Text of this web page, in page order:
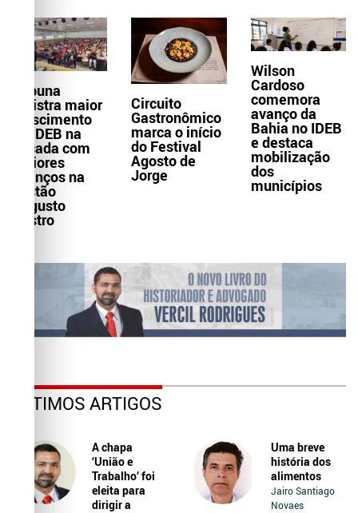
Itabuna
registra maior
crescimento
do IDEB na
década com
maiores
avanços na
gestão
Augusto
Castro
Circuito
Gastronômico
marca o início
do Festival
Agosto de
Jorge
Wilson
Cardoso
comemora
avanço da
Bahia no IDEB
e destaca
mobilização
dos
municípios
ÚLTIMOS ARTIGOS
A chapa
‘União e
Trabalho’ foi
eleita para
dirigir a
Uma breve
história dos
alimentos
Jairo Santiago
Novaes